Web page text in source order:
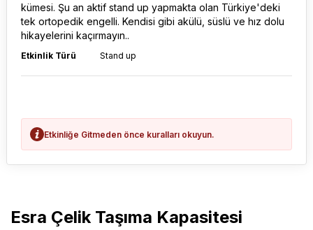
kümesi. Şu an aktif stand up yapmakta olan Türkiye'deki
tek ortopedik engelli. Kendisi gibi akülü, süslü ve hız dolu
hikayelerini kaçırmayın..
Etkinlik Türü Stand up
Etkinliğe Gitmeden önce kuralları okuyun.
Esra Çelik Taşıma Kapasitesi